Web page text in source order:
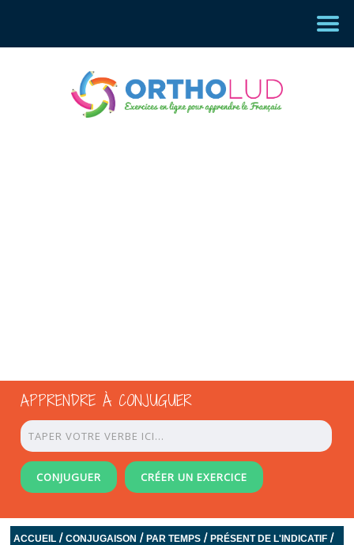
APPRENDRE À CONJUGUER
CONJUGUER CRÉER UN EXERCICE
ACCUEIL /CONJUGAISON /PAR TEMPS /PRÉSENT DE L'INDICATIF /